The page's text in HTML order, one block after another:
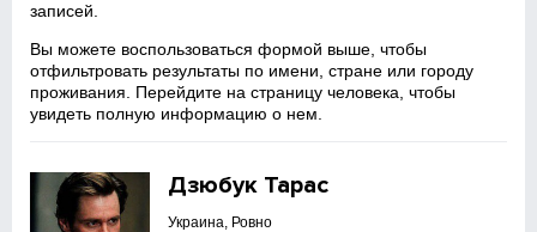
записей.
Вы можете воспользоваться формой выше, чтобы
отфильтровать результаты по имени, стране или городу
проживания. Перейдите на страницу человека, чтобы
увидеть полную информацию о нем.
Дзюбук Тарас
Украина, Ровно